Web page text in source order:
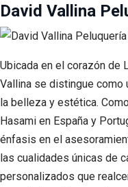
David Vallina
Ubicada en el corazón de
Vallina se distingue como
la belleza y estética.
Hasami en España y
énfasis en el
las cualidades únicas de
personalizados que